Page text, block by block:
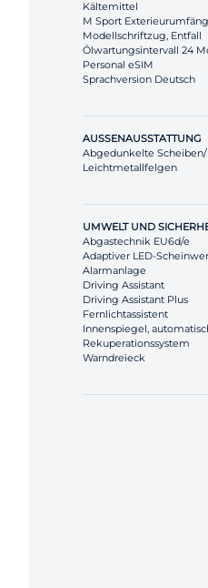
Kältemittel
M Sport
Modellschriftzug, Entfall
Ölwartungsintervall 24
Personal eSIM
Sprachversion Deutsch
AUSSENAUSSTATTUNG
Abgedunkelte Scheiben/
Leichtmetallfelgen
UMWELT UND
Abgastechnik EU6d/e
Adaptiver LED-
Alarmanlage
Driving Assistant
Driving Assistant Plus
Fernlichtassistent
Innenspiegel,
Rekuperationssystem
Warndreieck